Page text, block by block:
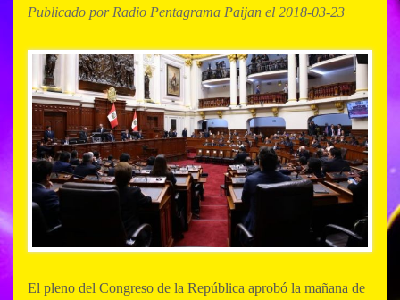
Publicado por Radio Pentagrama Paijan el 2018-03-23
El pleno del Congreso de la República aprobó la mañana de